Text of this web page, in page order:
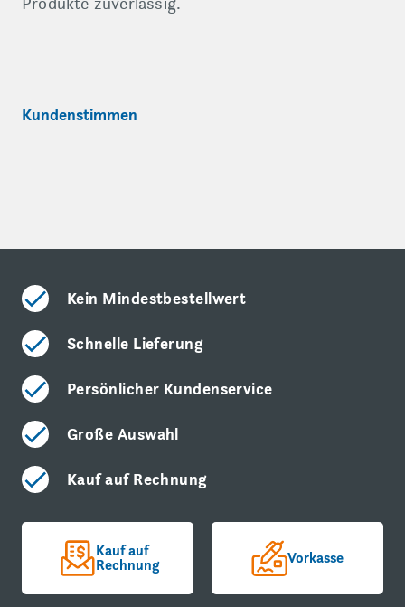
Kundenstimmen
Kein Mindestbestellwert
Schnelle Lieferung
Persönlicher Kundenservice
Große Auswahl
Kauf auf Rechnung
Kauf auf
Rechnung Vorkasse